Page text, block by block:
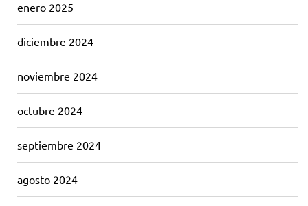
enero 2025
diciembre 2024
noviembre 2024
octubre 2024
septiembre 2024
agosto 2024